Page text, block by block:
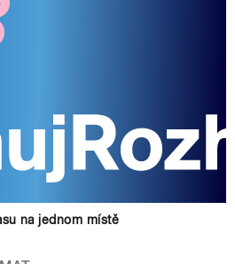
na jednom místě